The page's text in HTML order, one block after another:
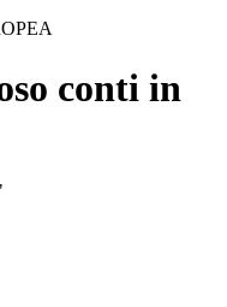
conti in